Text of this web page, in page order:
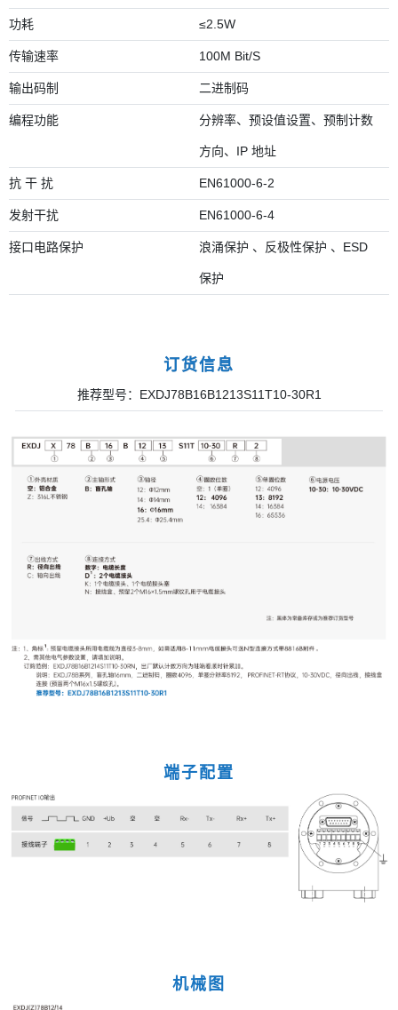
功耗 ≤2.5W
传输速率 100M Bit/S
输出码制 二进制码
编程功能 分辨率、预设值设置、预制计数
方向、IP 地址
抗 干 扰 EN61000-6-2
发射干扰 EN61000-6-4
接口电路保护 浪涌保护 、反极性保护 、ESD
保护
订货信息
推荐型号：EXDJ78B16B1213S11T10-30R1
端子配置
机械图